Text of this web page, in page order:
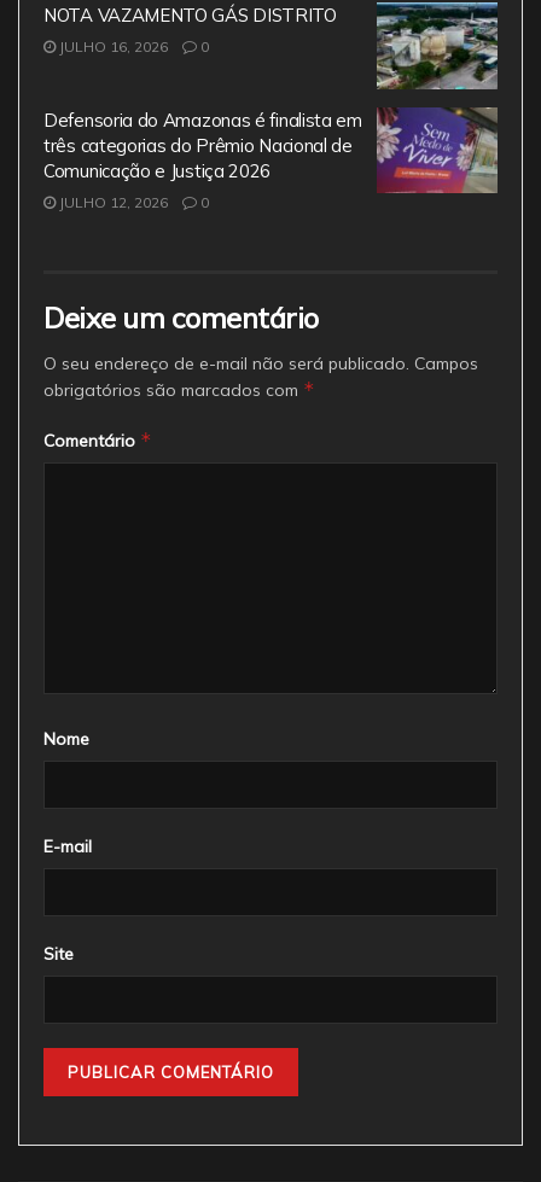
NOTA VAZAMENTO GÁS DISTRITO
JULHO 16, 2026 0
Defensoria do Amazonas é finalista em
três categorias do Prêmio Nacional de
Comunicação e Justiça 2026
JULHO 12, 2026 0
Deixe um comentário
O seu endereço de e-mail não será publicado. Campos
obrigatórios são marcados com *
Comentário *
Nome
E-mail
Site